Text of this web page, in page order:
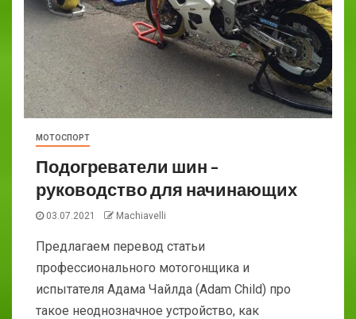
МОТОСПОРТ
Подогреватели шин –
руководство для начинающих
03.07.2021 Machiavelli
Предлагаем перевод статьи
профессионального мотогонщика и
испытателя Адама Чайлда (Adam Child) про
такое неоднозначное устройство, как